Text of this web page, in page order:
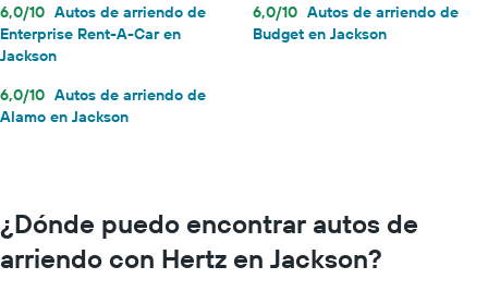
6,0/10 Autos de arriendo de
Enterprise Rent-A-Car en
Jackson
6,0/10 Autos de arriendo de
Budget en Jackson
6,0/10 Autos de arriendo de
Alamo en Jackson
¿Dónde puedo encontrar autos de
arriendo con Hertz en Jackson?